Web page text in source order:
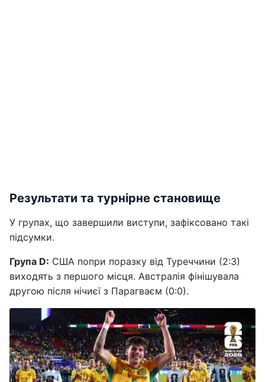
Результати та турнірне становище
У групах, що завершили виступи, зафіксовано такі
підсумки.
Група D: США попри поразку від Туреччини (2:3)
виходять з першого місця. Австралія фінішувала
другою після нічиєї з Парагваєм (0:0).